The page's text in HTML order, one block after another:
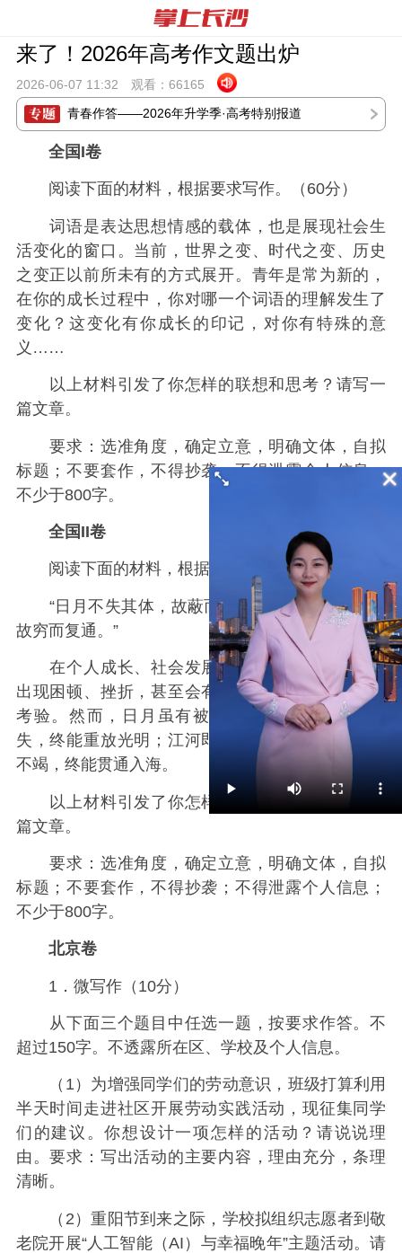
来了！2026年高考作文题出炉
2026-06-07 11:32 观看： 66165
青春作答——2026年升学季·高考特别报道
全国I卷
阅读下面的材料，根据要求写作。（60分）
词语是表达思想情感的载体，也是展现社会生
活变化的窗口。当前，世界之变、时代之变、历史
之变正以前所未有的方式展开。青年是常为新的，
在你的成长过程中，你对哪一个词语的理解发生了
变化？这变化有你成长的印记，对你有特殊的意
义……
以上材料引发了你怎样的联想和思考？请写一
篇文章。
要求：选准角度，确定立意，明确文体，自拟
标题；不要套作，不得抄袭；不得泄露个人信息；
不少于800字。
全国II卷
阅读下面的材料，根据要求写作。（60分）
“日月不失其体，故蔽而复明；江汉不失其源，
故穷而复通。”
在个人成长、社会发展乃至文明演进中，总会
出现困顿、挫折，甚至会有风高浪急、惊涛骇浪的
考验。然而，日月虽有被遮蔽之时，只要本体未
失，终能重放光明；江河即使遭遇险阻，只要源头
不竭，终能贯通入海。
以上材料引发了你怎样的联想和思考？请写一
篇文章。
要求：选准角度，确定立意，明确文体，自拟
标题；不要套作，不得抄袭；不得泄露个人信息；
不少于800字。
北京卷
1．微写作（10分）
从下面三个题目中任选一题，按要求作答。不
超过150字。不透露所在区、学校及个人信息。
（1）为增强同学们的劳动意识，班级打算利用
半天时间走进社区开展劳动实践活动，现征集同学
们的建议。你想设计一项怎样的活动？请说说理
由。要求：写出活动的主要内容，理由充分，条理
清晰。
（2）重阳节到来之际，学校拟组织志愿者到敬
老院开展“人工智能（AI）与幸福晚年”主题活动。请